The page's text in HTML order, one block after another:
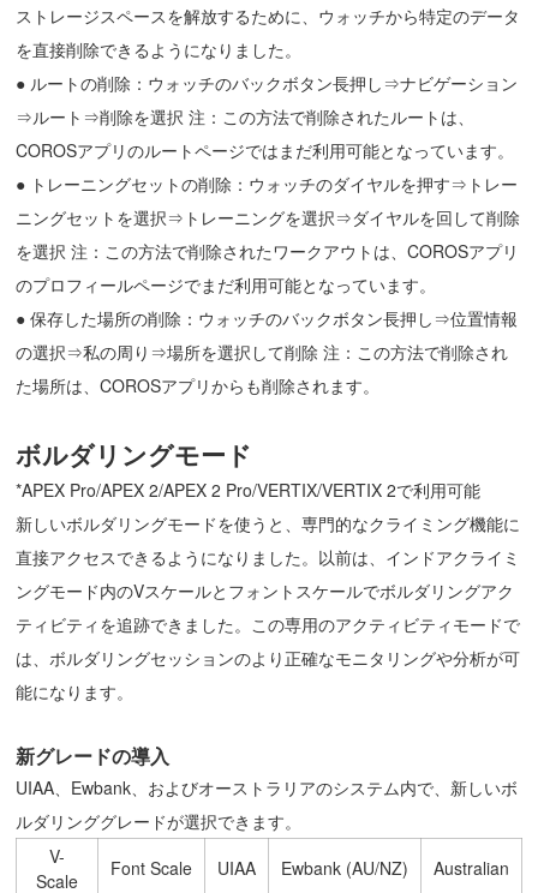
ストレージスペースを解放するために、ウォッチから特定のデータ
を直接削除できるようになりました。
● ルートの削除：ウォッチのバックボタン長押し⇒ナビゲーション
⇒ルート⇒削除を選択 注：この方法で削除されたルートは、
COROSアプリのルートページではまだ利用可能となっています。
● トレーニングセットの削除：ウォッチのダイヤルを押す⇒トレー
ニングセットを選択⇒トレーニングを選択⇒ダイヤルを回して削除
を選択 注：この方法で削除されたワークアウトは、COROSアプリ
のプロフィールページでまだ利用可能となっています。
● 保存した場所の削除：ウォッチのバックボタン長押し⇒位置情報
の選択⇒私の周り⇒場所を選択して削除 注：この方法で削除され
た場所は、COROSアプリからも削除されます。
ボルダリングモード
*APEX Pro/APEX 2/APEX 2 Pro/VERTIX/VERTIX 2で利用可能
新しいボルダリングモードを使うと、専門的なクライミング機能に
直接アクセスできるようになりました。以前は、インドアクライミ
ングモード内のVスケールとフォントスケールでボルダリングアク
ティビティを追跡できました。この専用のアクティビティモードで
は、ボルダリングセッションのより正確なモニタリングや分析が可
能になります。
新グレードの導入
UIAA、Ewbank、およびオーストラリアのシステム内で、新しいボ
ルダリンググレードが選択できます。
V-
Scale
Font Scale UIAA Ewbank (AU/NZ) Australian